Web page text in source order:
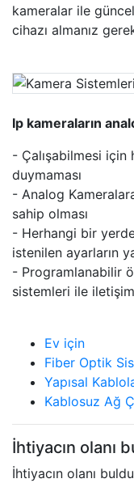
kameralar ile
cihazı almanız
Ip kameraların
- Çalışabilmesi
duymaması
- Analog
sahip olması
- Herhangi bir
istenilen ayarların
- Programlanabilir
sistemleri ile
Ev için
Fiber Optik
Yapısal
Kablosuz Ağ
İhtiyacın olanı
İhtiyacın olanı